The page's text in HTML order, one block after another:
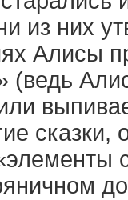
из них
Алисы
(ведь